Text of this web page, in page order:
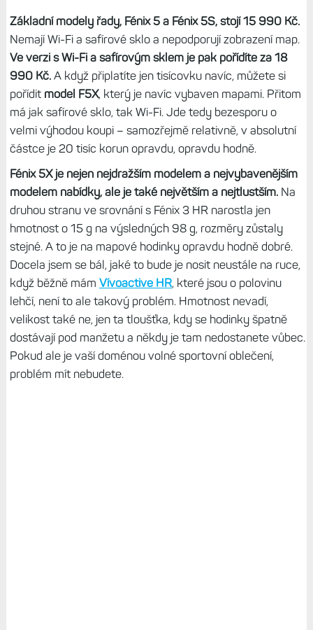
Základní modely řady, Fénix 5 a Fénix 5S, stojí 15 990 Kč.
Nemají Wi-Fi a safírové sklo a nepodporují zobrazení map.
Ve verzi s Wi-Fi a safírovým sklem je pak pořídíte za 18
990 Kč.A když připlatíte jen tisícovku navíc, můžete si
pořídit model F5X, který je navíc vybaven mapami. Přitom
má jak safírové sklo, tak Wi-Fi. Jde tedy bezesporu o
velmi výhodou koupi – samozřejmě relativně, v absolutní
částce je 20 tisíc korun opravdu, opravdu hodně.
Fénix 5X je nejen nejdražším modelem a nejvybavenějším
modelem nabídky, ale je také největším a nejtlustším.Na
druhou stranu ve srovnání s Fénix 3 HR narostla jen
hmotnost o 15 g na výsledných 98 g, rozměry zůstaly
stejné. A to je na mapové hodinky opravdu hodně dobré.
Docela jsem se bál, jaké to bude je nosit neustále na ruce,
když běžně mám Vívoactive HR, které jsou o polovinu
lehčí, není to ale takový problém. Hmotnost nevadí,
velikost také ne, jen ta tloušťka, kdy se hodinky špatně
dostávají pod manžetu a někdy je tam nedostanete vůbec.
Pokud ale je vaší doménou volné sportovní oblečení,
problém mít nebudete.